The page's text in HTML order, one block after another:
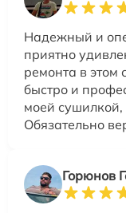
Надежный и
приятно
ремонта в этом
быстро и
моей сушилкой,
Обязательно
Горюнов